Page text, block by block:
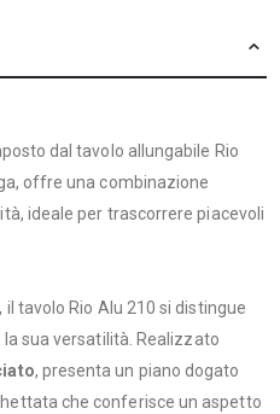
dal tavolo allungabile Rio
offre una combinazione
ideale per trascorrere piacevoli
tavolo Rio Alu 210 si distingue
sua versatilità. Realizzato
, presenta un piano dogato
che conferisce un aspetto